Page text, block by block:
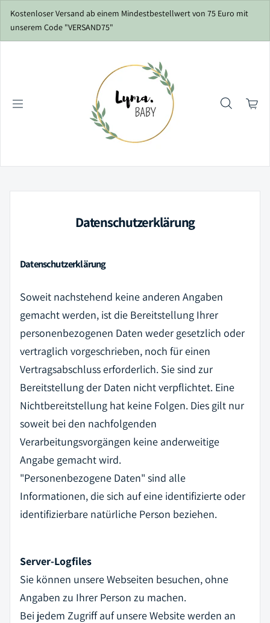
Kostenloser Versand ab einem Mindestbestellwert von 75 Euro mit
unserem Code "VERSAND75"
Datenschutzerklärung
Datenschutzerklärung
Soweit nachstehend keine anderen Angaben
gemacht werden, ist die Bereitstellung Ihrer
personenbezogenen Daten weder gesetzlich oder
vertraglich vorgeschrieben, noch für einen
Vertragsabschluss erforderlich. Sie sind zur
Bereitstellung der Daten nicht verpflichtet. Eine
Nichtbereitstellung hat keine Folgen. Dies gilt nur
soweit bei den nachfolgenden
Verarbeitungsvorgängen keine anderweitige
Angabe gemacht wird.
"Personenbezogene Daten" sind alle
Informationen, die sich auf eine identifizierte oder
identifizierbare natürliche Person beziehen.
Server-Logfiles
Sie können unsere Webseiten besuchen, ohne
Angaben zu Ihrer Person zu machen.
Bei jedem Zugriff auf unsere Website werden an